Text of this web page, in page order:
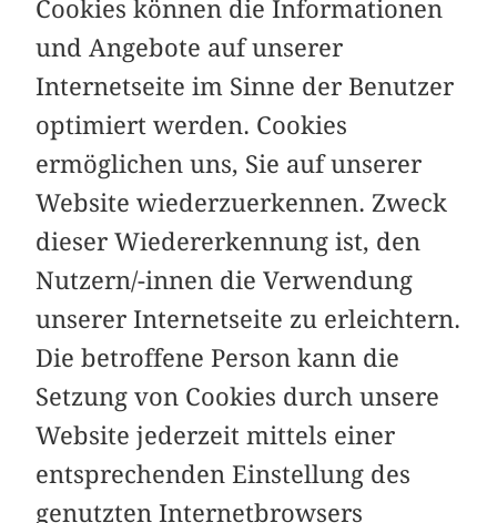
Cookies können die Informationen
und Angebote auf unserer
Internetseite im Sinne der Benutzer
optimiert werden. Cookies
ermöglichen uns, Sie auf unserer
Website wiederzuerkennen. Zweck
dieser Wiedererkennung ist, den
Nutzern/-innen die Verwendung
unserer Internetseite zu erleichtern.
Die betroffene Person kann die
Setzung von Cookies durch unsere
Website jederzeit mittels einer
entsprechenden Einstellung des
genutzten Internetbrowsers